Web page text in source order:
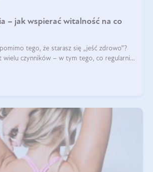
– jak wspierać witalność na co
tego, że starasz się „jeść zdrowo”?
wielu czynników – w tym tego, co regularnie